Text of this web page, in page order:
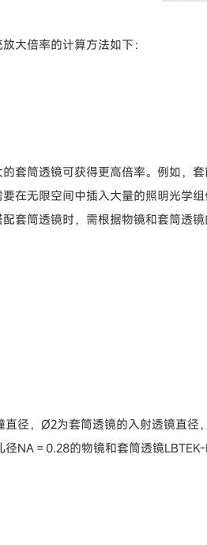
大倍率的计算方法如下：
套筒透镜可获得更高倍率。例如，
在无限空间中插入大量的照明光学
套筒透镜时，需根据物镜和套筒透
直径，Ø2为套筒透镜的入射透镜直
径NA＝0.28的物镜和套筒透镜